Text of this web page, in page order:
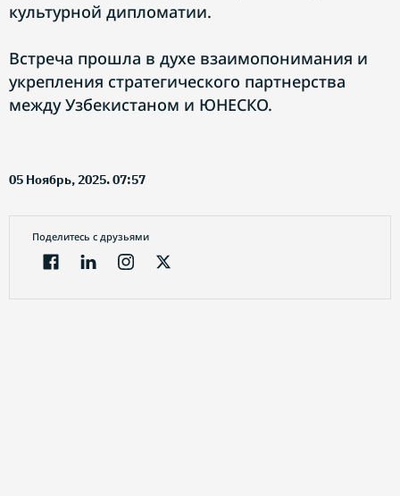
культурной дипломатии.
Встреча прошла в духе взаимопонимания и
укрепления стратегического партнерства
между Узбекистаном и ЮНЕСКО.
05 Ноябрь, 2025. 07:57
Поделитесь с друзьями